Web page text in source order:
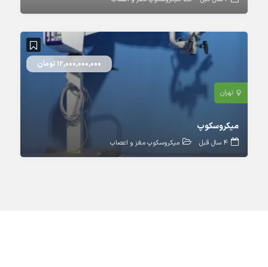
تهران
12,000,000,000 تومان
میکروسکوپ
4 سال قبل میکروسکوپ مغز و اعصاب